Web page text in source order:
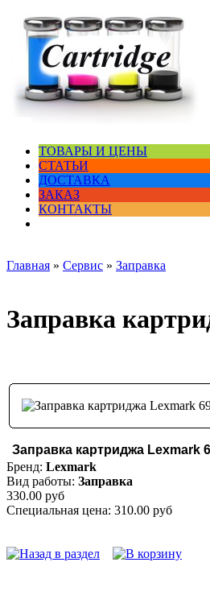
ТОВАРЫ И ЦЕНЫ
СТАТЬИ
ДОСТАВКА
ЗАКАЗ
КОНТАКТЫ
Главная » Сервис » Заправка
Заправка
Заправка картриджа Lexmark
Бренд: Lexmark
Вид работы: Заправка
330.00 руб
Специальная цена: 310.00 руб